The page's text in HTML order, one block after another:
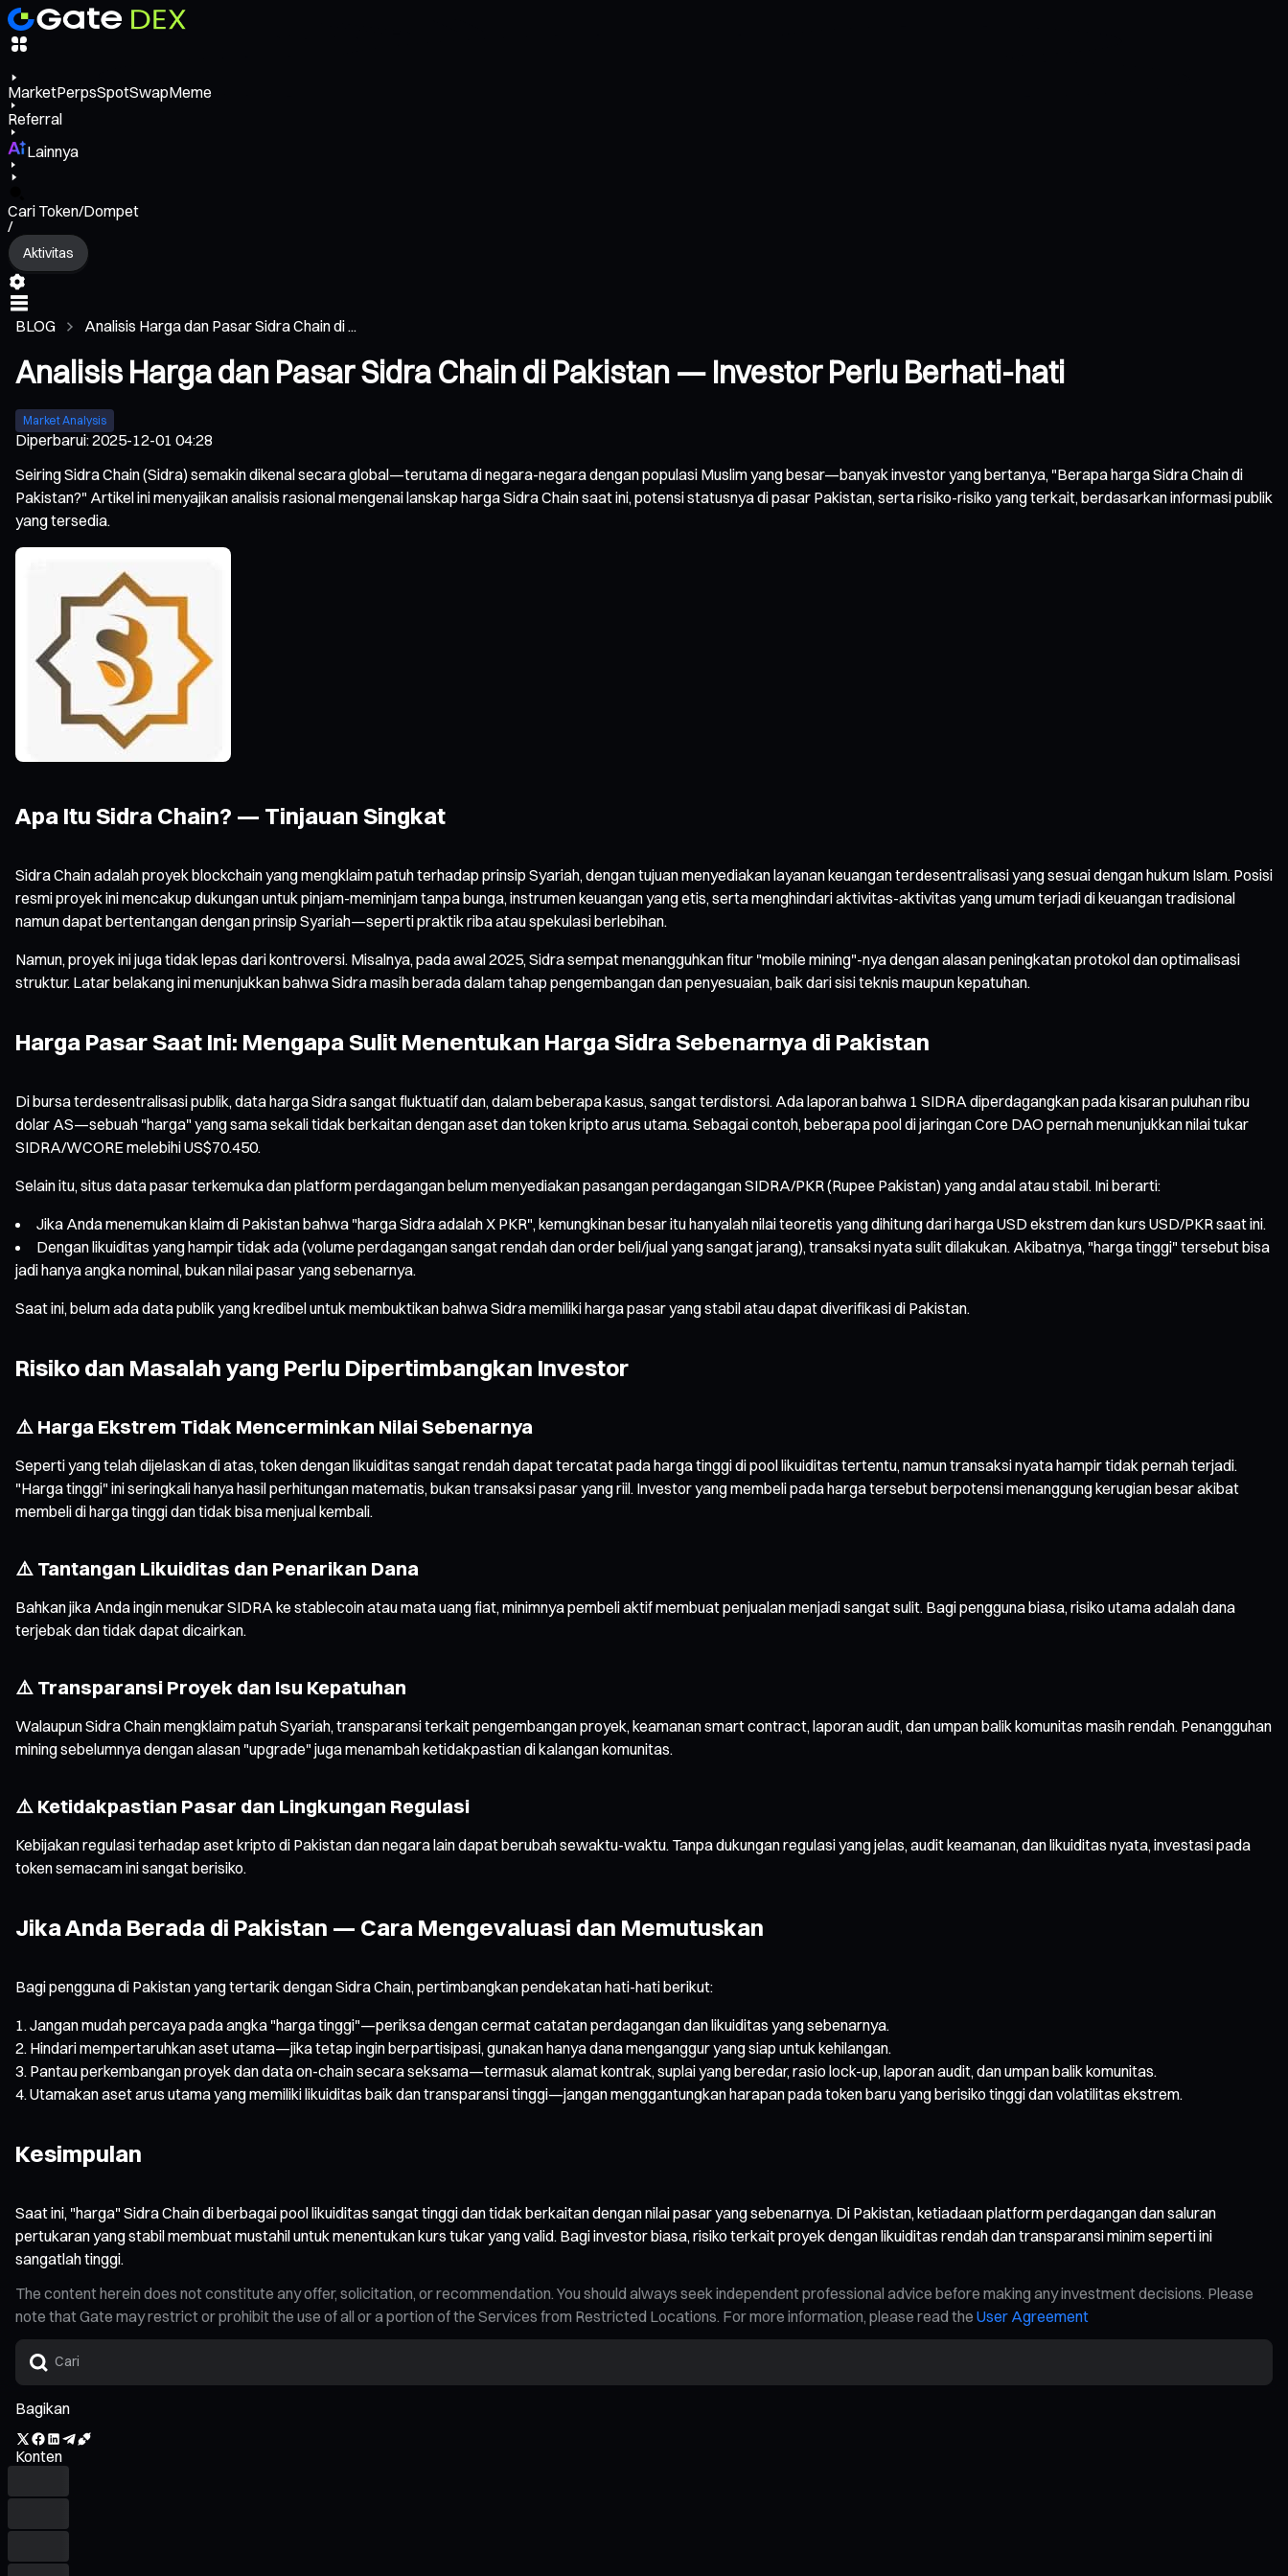
MarketPerpsSpotSwapMeme
Referral
Lainnya
Cari Token/Dompet
/
Aktivitas
BLOG Analisis Harga dan Pasar Sidra Chain di ...
Analisis Harga dan Pasar Sidra Chain di Pakistan — Investor Perlu Berhati-hati
Market Analysis
Diperbarui:2025-12-01 04:28
Seiring Sidra Chain (Sidra) semakin dikenal secara global—terutama di negara-negara dengan populasi Muslim yang besar—banyak investor yang bertanya, "Berapa harga Sidra Chain di
Pakistan?" Artikel ini menyajikan analisis rasional mengenai lanskap harga Sidra Chain saat ini, potensi statusnya di pasar Pakistan, serta risiko-risiko yang terkait, berdasarkan informasi publik
yang tersedia.
Apa Itu Sidra Chain? — Tinjauan Singkat
Sidra Chain adalah proyek blockchain yang mengklaim patuh terhadap prinsip Syariah, dengan tujuan menyediakan layanan keuangan terdesentralisasi yang sesuai dengan hukum Islam. Posisi
resmi proyek ini mencakup dukungan untuk pinjam-meminjam tanpa bunga, instrumen keuangan yang etis, serta menghindari aktivitas-aktivitas yang umum terjadi di keuangan tradisional
namun dapat bertentangan dengan prinsip Syariah—seperti praktik riba atau spekulasi berlebihan.
Namun, proyek ini juga tidak lepas dari kontroversi. Misalnya, pada awal 2025, Sidra sempat menangguhkan fitur "mobile mining"-nya dengan alasan peningkatan protokol dan optimalisasi
struktur. Latar belakang ini menunjukkan bahwa Sidra masih berada dalam tahap pengembangan dan penyesuaian, baik dari sisi teknis maupun kepatuhan.
Harga Pasar Saat Ini: Mengapa Sulit Menentukan Harga Sidra Sebenarnya di Pakistan
Di bursa terdesentralisasi publik, data harga Sidra sangat fluktuatif dan, dalam beberapa kasus, sangat terdistorsi. Ada laporan bahwa 1 SIDRA diperdagangkan pada kisaran puluhan ribu
dolar AS—sebuah "harga" yang sama sekali tidak berkaitan dengan aset dan token kripto arus utama. Sebagai contoh, beberapa pool di jaringan Core DAO pernah menunjukkan nilai tukar
SIDRA/WCORE melebihi US$70.450.
Selain itu, situs data pasar terkemuka dan platform perdagangan belum menyediakan pasangan perdagangan SIDRA/PKR (Rupee Pakistan) yang andal atau stabil. Ini berarti:
Jika Anda menemukan klaim di Pakistan bahwa "harga Sidra adalah X PKR", kemungkinan besar itu hanyalah nilai teoretis yang dihitung dari harga USD ekstrem dan kurs USD/PKR saat ini.
Dengan likuiditas yang hampir tidak ada (volume perdagangan sangat rendah dan order beli/jual yang sangat jarang), transaksi nyata sulit dilakukan. Akibatnya, "harga tinggi" tersebut bisa
jadi hanya angka nominal, bukan nilai pasar yang sebenarnya.
Saat ini, belum ada data publik yang kredibel untuk membuktikan bahwa Sidra memiliki harga pasar yang stabil atau dapat diverifikasi di Pakistan.
Risiko dan Masalah yang Perlu Dipertimbangkan Investor
⚠️ Harga Ekstrem Tidak Mencerminkan Nilai Sebenarnya
Seperti yang telah dijelaskan di atas, token dengan likuiditas sangat rendah dapat tercatat pada harga tinggi di pool likuiditas tertentu, namun transaksi nyata hampir tidak pernah terjadi.
"Harga tinggi" ini seringkali hanya hasil perhitungan matematis, bukan transaksi pasar yang riil. Investor yang membeli pada harga tersebut berpotensi menanggung kerugian besar akibat
membeli di harga tinggi dan tidak bisa menjual kembali.
⚠️ Tantangan Likuiditas dan Penarikan Dana
Bahkan jika Anda ingin menukar SIDRA ke stablecoin atau mata uang fiat, minimnya pembeli aktif membuat penjualan menjadi sangat sulit. Bagi pengguna biasa, risiko utama adalah dana
terjebak dan tidak dapat dicairkan.
⚠️ Transparansi Proyek dan Isu Kepatuhan
Walaupun Sidra Chain mengklaim patuh Syariah, transparansi terkait pengembangan proyek, keamanan smart contract, laporan audit, dan umpan balik komunitas masih rendah. Penangguhan
mining sebelumnya dengan alasan "upgrade" juga menambah ketidakpastian di kalangan komunitas.
⚠️ Ketidakpastian Pasar dan Lingkungan Regulasi
Kebijakan regulasi terhadap aset kripto di Pakistan dan negara lain dapat berubah sewaktu-waktu. Tanpa dukungan regulasi yang jelas, audit keamanan, dan likuiditas nyata, investasi pada
token semacam ini sangat berisiko.
Jika Anda Berada di Pakistan — Cara Mengevaluasi dan Memutuskan
Bagi pengguna di Pakistan yang tertarik dengan Sidra Chain, pertimbangkan pendekatan hati-hati berikut:
Jangan mudah percaya pada angka "harga tinggi"—periksa dengan cermat catatan perdagangan dan likuiditas yang sebenarnya.
Hindari mempertaruhkan aset utama—jika tetap ingin berpartisipasi, gunakan hanya dana menganggur yang siap untuk kehilangan.
Pantau perkembangan proyek dan data on-chain secara seksama—termasuk alamat kontrak, suplai yang beredar, rasio lock-up, laporan audit, dan umpan balik komunitas.
Utamakan aset arus utama yang memiliki likuiditas baik dan transparansi tinggi—jangan menggantungkan harapan pada token baru yang berisiko tinggi dan volatilitas ekstrem.
Kesimpulan
Saat ini, "harga" Sidra Chain di berbagai pool likuiditas sangat tinggi dan tidak berkaitan dengan nilai pasar yang sebenarnya. Di Pakistan, ketiadaan platform perdagangan dan saluran
pertukaran yang stabil membuat mustahil untuk menentukan kurs tukar yang valid. Bagi investor biasa, risiko terkait proyek dengan likuiditas rendah dan transparansi minim seperti ini
sangatlah tinggi.
The content herein does not constitute any offer, solicitation, or recommendation. You should always seek independent professional advice before making any investment decisions. Please
note that Gate may restrict or prohibit the use of all or a portion of the Services from Restricted Locations. For more information, please read the User Agreement
Bagikan
Konten